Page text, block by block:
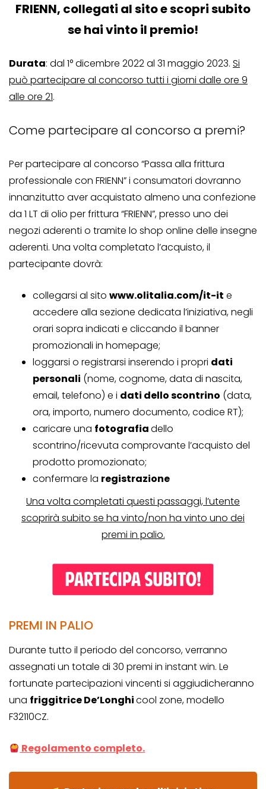
FRIENN, collegati al sito e scopri subito
se hai vinto il premio!
Durata: dal 1° dicembre 2022 al 31 maggio 2023. Si
può partecipare al concorso tutti i giorni dalle ore 9
alle ore 21.
Come partecipare al concorso a premi?
Per partecipare al concorso “Passa alla frittura
professionale con FRIENN” i consumatori dovranno
innanzitutto aver acquistato almeno una confezione
da 1 LT di olio per frittura “FRIENN”, presso uno dei
negozi aderenti o tramite lo shop online delle insegne
aderenti. Una volta completato l’acquisto, il
partecipante dovrà:
collegarsi al sito www.olitalia.com/it-it e
accedere alla sezione dedicata l’iniziativa, negli
orari sopra indicati e cliccando il banner
promozionali in homepage;
loggarsi o registrarsi inserendo i propri dati
personali (nome, cognome, data di nascita,
email, telefono) e i dati dello scontrino (data,
ora, importo, numero documento, codice RT);
caricare una fotografiadello
scontrino/ricevuta comprovante l’acquisto del
prodotto promozionato;
confermare la registrazione
Una volta completati questi passaggi, l’utente
scoprirà subito se ha vinto/non ha vinto uno dei
premi in palio.
PREMI IN PALIO
Durante tutto il periodo del concorso, verranno
assegnati un totale di 30 premi in instant win. Le
fortunate partecipazioni vincenti si aggiudicheranno
una friggitrice De’Longhicool zone, modello
F32110CZ.
Regolamento completo.